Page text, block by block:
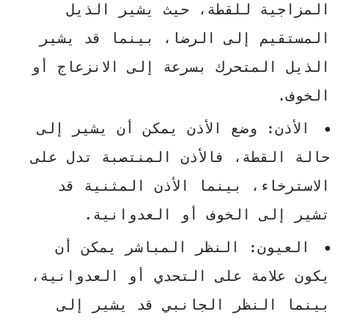
المزاجية للقطة، حيث يشير الذيل
المستقيم إلى الرضا، بينما قد يشير
الذيل المتحرك بسرعة إلى الانزعاج أو
الخوف.
الأذن: وضع الأذن يمكن أن يشير إلى
حالة القطة، فالأذن المنتصبة تدل على
الاسترخاء، بينما الأذن المثنية قد
تشير إلى الخوف أو العدوانية.
العيون: النظر المباشر يمكن أن
يكون علامة على التحدي أو العدوانية،
بينما النظر الجانبي قد يشير إلى